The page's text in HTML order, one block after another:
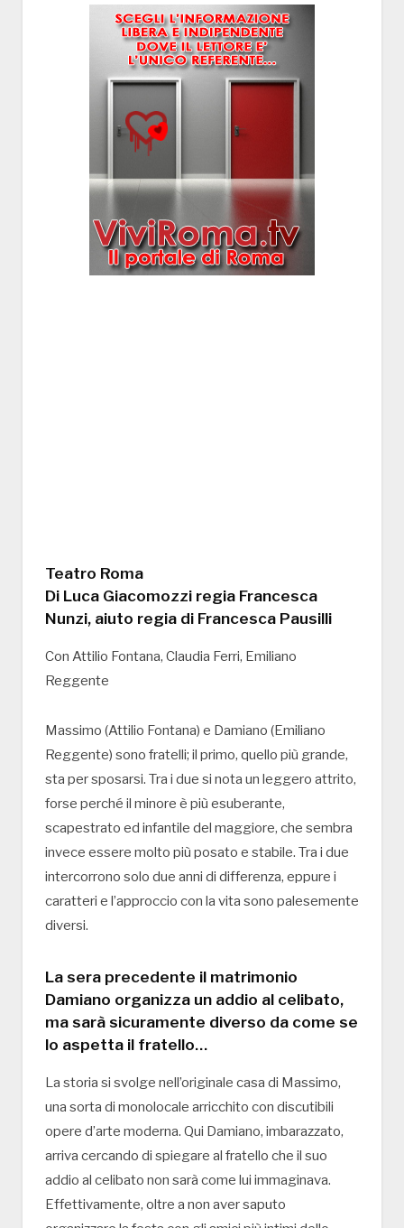
Teatro Roma
Di Luca Giacomozzi regia Francesca
Nunzi, aiuto regia di Francesca Pausilli
Con Attilio Fontana, Claudia Ferri, Emiliano
Reggente
Massimo (Attilio Fontana) e Damiano (Emiliano
Reggente) sono fratelli; il primo, quello più grande,
sta per sposarsi. Tra i due si nota un leggero attrito,
forse perché il minore è più esuberante,
scapestrato ed infantile del maggiore, che sembra
invece essere molto più posato e stabile. Tra i due
intercorrono solo due anni di differenza, eppure i
caratteri e l’approccio con la vita sono palesemente
diversi.
La sera precedente il matrimonio
Damiano organizza un addio al celibato,
ma sarà sicuramente diverso da come se
lo aspetta il fratello…
La storia si svolge nell’originale casa di Massimo,
una sorta di monolocale arricchito con discutibili
opere d’arte moderna. Qui Damiano, imbarazzato,
arriva cercando di spiegare al fratello che il suo
addio al celibato non sarà come lui immaginava.
Effettivamente, oltre a non aver saputo